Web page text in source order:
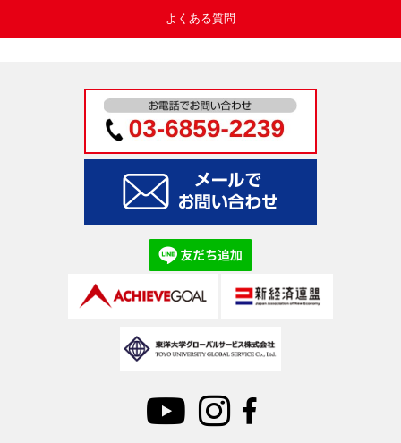
よくある質問